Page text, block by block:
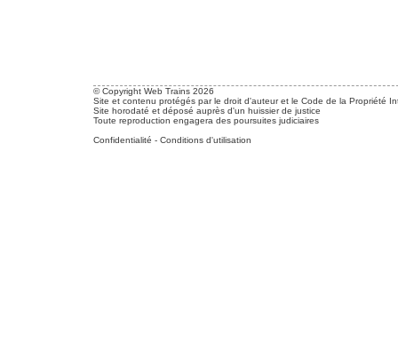
© Copyright Web Trains 2026
Site et contenu protégés par le droit d'auteur et le Code de la Propriété
Site horodaté et déposé auprès d'un huissier de justice
Toute reproduction engagera des poursuites judiciaires
Confidentialité - Conditions d'utilisation